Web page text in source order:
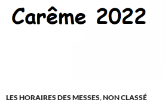
LES HORAIRES DES MESSES,NON CLASSÉ